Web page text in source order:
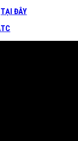
TẠI ĐÂY